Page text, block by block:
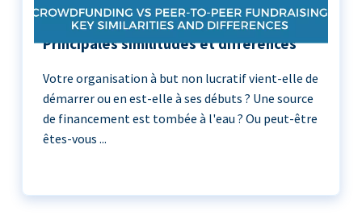
Crowdfunding vs Peer-to-Peer :
Principales similitudes et différences
Votre organisation à but non lucratif vient-elle de
démarrer ou en est-elle à ses débuts ? Une source
de financement est tombée à l'eau ? Ou peut-être
êtes-vous ...